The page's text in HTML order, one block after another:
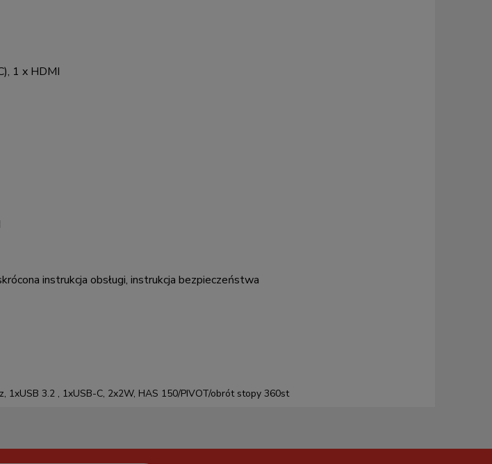
1 x HDMI
instrukcja obsługi, instrukcja bezpieczeństwa
1xUSB 3.2 , 1xUSB-C, 2x2W, HAS 150/PIVOT/obrót stopy 360st